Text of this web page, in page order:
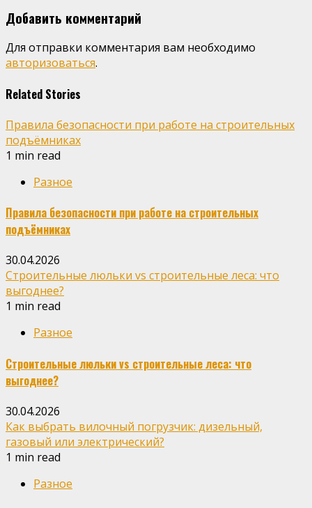
Добавить комментарий
Для отправки комментария вам необходимо
авторизоваться.
Related Stories
Правила безопасности при работе на строительных
подъёмниках
1 min read
Разное
Правила безопасности при работе на строительных
подъёмниках
30.04.2026
Строительные люльки vs строительные леса: что
выгоднее?
1 min read
Разное
Строительные люльки vs строительные леса: что
выгоднее?
30.04.2026
Как выбрать вилочный погрузчик: дизельный,
газовый или электрический?
1 min read
Разное